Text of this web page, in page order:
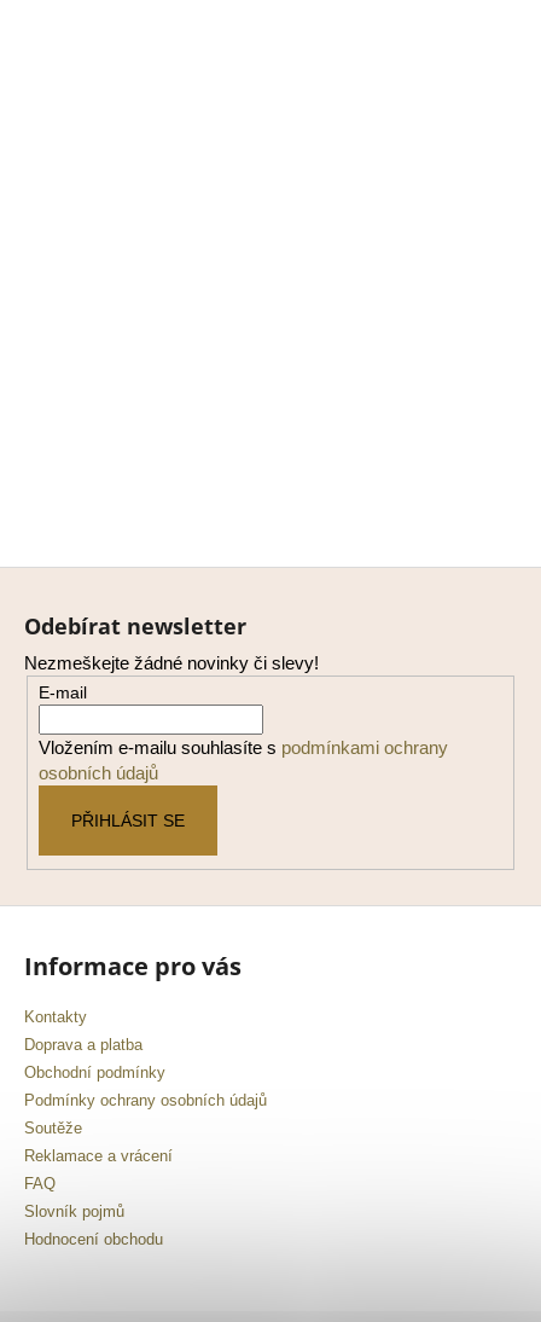
Z
Odebírat newsletter
Nezmeškejte žádné novinky či slevy!
E-mail
Vložením e-mailu souhlasíte s podmínkami ochrany
osobních údajů
PŘIHLÁSIT SE
Informace pro vás
Kontakty
Doprava a platba
Obchodní podmínky
Podmínky ochrany osobních údajů
Soutěže
Reklamace a vrácení
FAQ
Slovník pojmů
Hodnocení obchodu